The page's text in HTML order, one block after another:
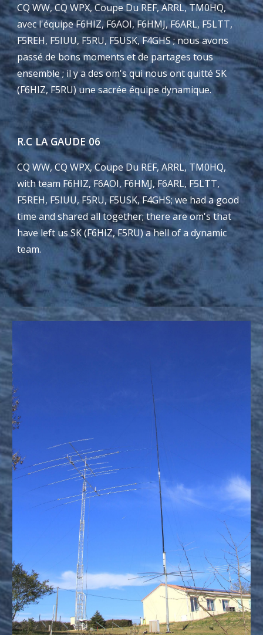
CQ WW, CQ WPX, Coupe Du REF, ARRL, TM0HQ,
avec l'équipe F6HIZ, F6AOI, F6HMJ, F6ARL, F5LTT,
F5REH, F5IUU, F5RU, F5USK, F4GHS ; nous avons
passé de bons moments et de partages tous
ensemble ; il y a des om's qui nous ont quitté SK
(F6HIZ, F5RU) une sacrée équipe dynamique.
R.C LA GAUDE 06
CQ WW, CQ WPX, Coupe Du REF, ARRL, TM0HQ,
with team F6HIZ, F6AOI, F6HMJ, F6ARL, F5LTT,
F5REH, F5IUU, F5RU, F5USK, F4GHS; we had a good
time and shared all together; there are om's that
have left us SK (F6HIZ, F5RU) a hell of a dynamic
team.